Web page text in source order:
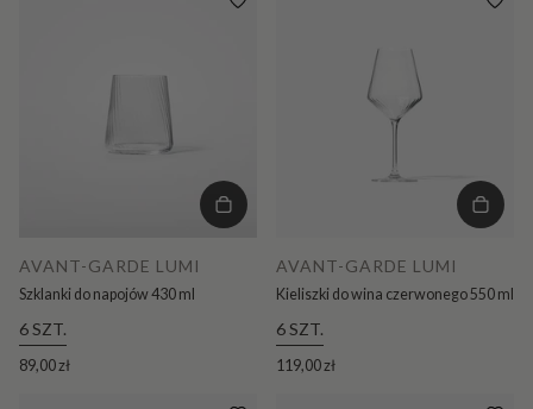
AVANT-GARDE LUMI
Szklanki do napojów 430 ml
6 SZT.
89,00 zł
AVANT-GARDE LUMI
Kieliszki do wina czerwonego 550 ml
6 SZT.
119,00 zł